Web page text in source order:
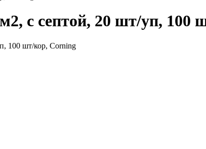
с септой, 20 шт/уп, 100